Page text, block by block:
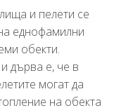
и пелети се
еднофамилни
обекти.
дърва е, че в
могат да
на обекта